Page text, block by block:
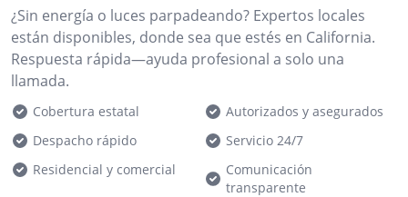
¿Sin energía o luces parpadeando? Expertos locales
están disponibles, donde sea que estés en California.
Respuesta rápida—ayuda profesional a solo una
llamada.
Cobertura estatal
Autorizados y asegurados
Despacho rápido
Servicio 24/7
Residencial y comercial
Comunicación
transparente